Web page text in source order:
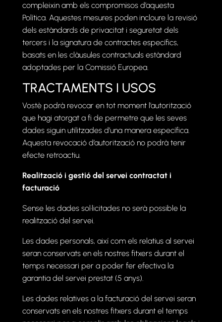
compleixin amb els compromisos d’aquesta
Política. Aquestes mesures poden incloure la revisió
dels estàndards de privacitat i seguretat dels
tercers i la signatura de contractes específics,
basats en les clàusules contractuals estàndard
adoptades per la Comissió Europea.
TRACTAMENTS I USOS
Vostè podrà revocar en tot moment l’autorització
que hagi atorgat a fi de permetre que les seves
dades siguin utilitzades d’una manera específica.
Aquesta revocació d’autorització no podrà tenir
efecte retroactiu.
Realització i gestió del servei contractat i
facturació
Sense les dades sol·licitades no serà possible la
realització del servei.
Les dades personals, així com els relatius al servei
seran conservats en els nostres fitxers durant el
temps necessari per a poder fer efectiva la
garantia del servei prestat (5 anys).
Les dades relatives a la facturació del servei seran
conservats en els nostres fitxers durant el temps